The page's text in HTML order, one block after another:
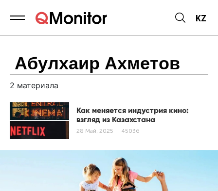
KZ
2 материала
Как меняется индустрия кино:
взгляд из Казахстана
28 Май, 2025 45036